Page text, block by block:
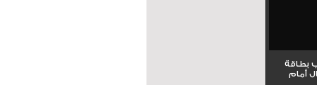
بطاقة
أمام